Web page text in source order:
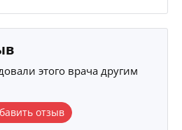
этого врача другим
отзыв